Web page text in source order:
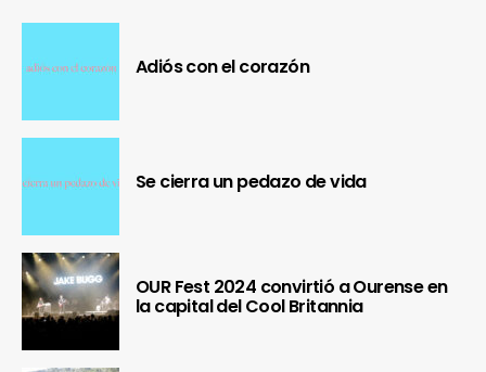
Adiós con el corazón
Se cierra un pedazo de vida
OUR Fest 2024 convirtió a Ourense en
la capital del Cool Britannia